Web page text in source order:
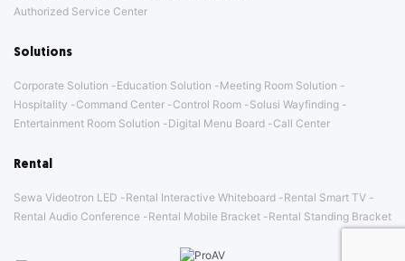
Authorized Service Center
Solutions
Corporate Solution Education Solution
Meeting Room Solution
Hospitality
Command Center Control Room
Solusi Wayfinding
Entertainment Room Solution
Digital Menu Board Call Center
Rental
Sewa Videotron LED Rental Interactive Whiteboard
Rental Smart TV
Rental Audio Conference
Rental Mobile Bracket Rental Standing Bracket